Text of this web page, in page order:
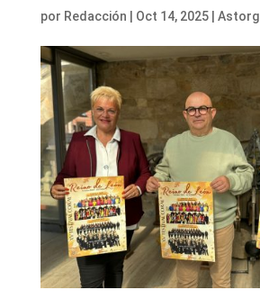
por Redacción Oct 14, 2025|